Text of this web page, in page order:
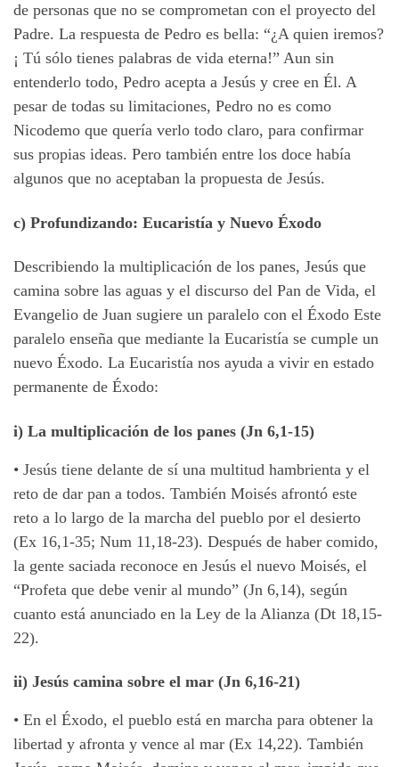
de personas que no se comprometan con el proyecto del
Padre. La respuesta de Pedro es bella: “¿A quien iremos?
¡ Tú sólo tienes palabras de vida eterna!” Aun sin
entenderlo todo, Pedro acepta a Jesús y cree en Él. A
pesar de todas su limitaciones, Pedro no es como
Nicodemo que quería verlo todo claro, para confirmar
sus propias ideas. Pero también entre los doce había
algunos que no aceptaban la propuesta de Jesús.
c) Profundizando: Eucaristía y Nuevo Éxodo
Describiendo la multiplicación de los panes, Jesús que
camina sobre las aguas y el discurso del Pan de Vida, el
Evangelio de Juan sugiere un paralelo con el Éxodo Este
paralelo enseña que mediante la Eucaristía se cumple un
nuevo Éxodo. La Eucaristía nos ayuda a vivir en estado
permanente de Éxodo:
i) La multiplicación de los panes (Jn 6,1-15)
• Jesús tiene delante de sí una multitud hambrienta y el
reto de dar pan a todos. También Moisés afrontó este
reto a lo largo de la marcha del pueblo por el desierto
(Ex 16,1-35; Num 11,18-23). Después de haber comido,
la gente saciada reconoce en Jesús el nuevo Moisés, el
“Profeta que debe venir al mundo” (Jn 6,14), según
cuanto está anunciado en la Ley de la Alianza (Dt 18,15-
22).
ii) Jesús camina sobre el mar (Jn 6,16-21)
• En el Éxodo, el pueblo está en marcha para obtener la
libertad y afronta y vence al mar (Ex 14,22). También